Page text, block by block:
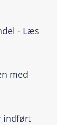
- Læs
med
indført